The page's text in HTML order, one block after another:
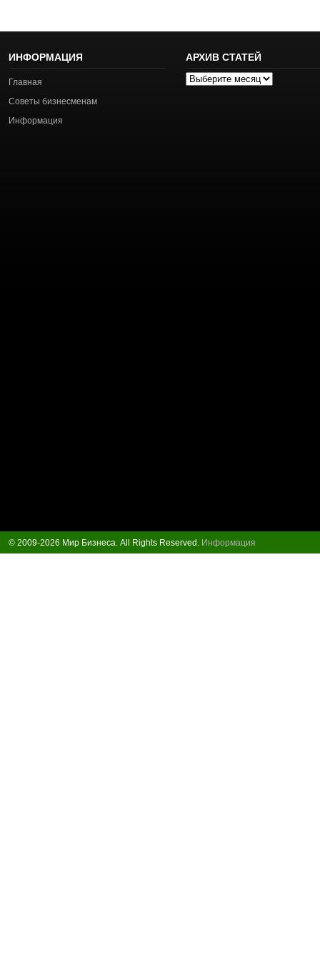
ИНФОРМАЦИЯ
Главная
Советы бизнесменам
Информация
АРХИВ СТАТЕЙ
Архив
© 2009-2026 Мир Бизнеса. All Rights Reserved. Информация